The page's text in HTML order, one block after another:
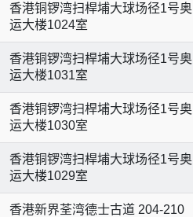
香港铜锣湾扫桿埔大球场径1号奥
运大楼1024室
香港铜锣湾扫桿埔大球场径1号奥
运大楼1031室
香港铜锣湾扫桿埔大球场径1号奥
运大楼1030室
香港铜锣湾扫桿埔大球场径1号奥
运大楼1029室
香港新界荃湾德士古道 204-210